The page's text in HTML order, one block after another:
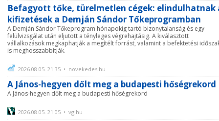
Befagyott tőke, türelmetlen cégek: elindulhatnak
kifizetések a Demján Sándor Tőkeprogramban
A Demján Sándor Tőkeprogram hónapokig tartó bizonytalanság és egy
felülvizsgálat után eljutott a tényleges végrehajtásig. A kiválasztott
vállalkozások megkaphatják a megítélt forrást, valamint a befektetési
is meghosszabbítják.
2026.08.05. 21:35 • novekedes.hu
A János-hegyen dőlt meg a budapesti hőségrekord
A János-hegyen dőlt meg a budapesti hőségrekord
2026.08.05. 21:05 • vg.hu